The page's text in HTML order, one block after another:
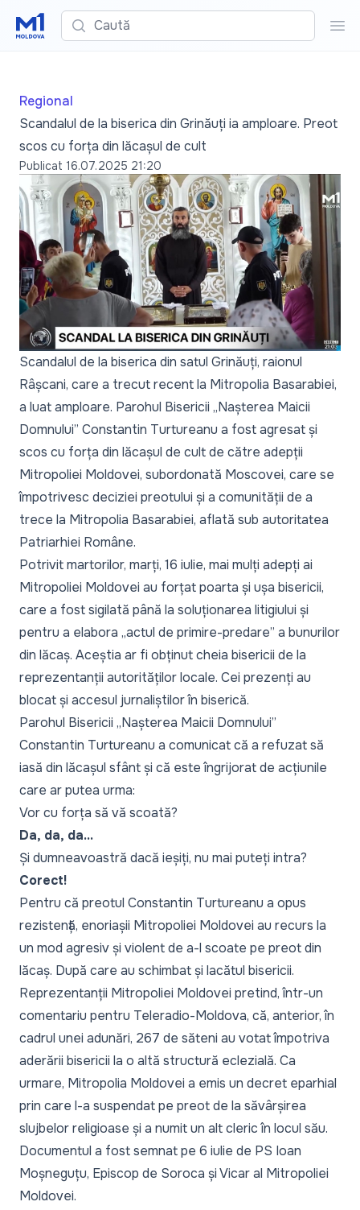
Caută
Regional
Scandalul de la biserica din Grinăuți ia amploare. Preot
scos cu forța din lăcașul de cult
Publicat 16.07.2025 21:20
Scandalul de la biserica din satul Grinăuți, raionul
Râșcani, care a trecut recent la Mitropolia Basarabiei,
a luat amploare. Parohul Bisericii „Nașterea Maicii
Domnului” Constantin Turtureanu a fost agresat și
scos cu forța din lăcașul de cult de către adepții
Mitropoliei Moldovei, subordonată Moscovei, care se
împotrivesc deciziei preotului și a comunității de a
trece la Mitropolia Basarabiei, aflată sub autoritatea
Patriarhiei Române.
Potrivit martorilor, marți, 16 iulie, mai mulți adepți ai
Mitropoliei Moldovei au forțat poarta și ușa bisericii,
care a fost sigilată până la soluționarea litigiului și
pentru a elabora „actul de primire-predare” a bunurilor
din lăcaș. Aceștia ar fi obținut cheia bisericii de la
reprezentanții autorităților locale. Cei prezenți au
blocat și accesul jurnaliștilor în biserică.
Parohul Bisericii „Nașterea Maicii Domnului”
Constantin Turtureanu a comunicat că a refuzat să
iasă din lăcașul sfânt și că este îngrijorat de acțiunile
care ar putea urma:
Vor cu forța să vă scoată?
Da, da, da...
Și dumneavoastră dacă ieșiți, nu mai puteți intra?
Corect!
Pentru că preotul Constantin Turtureanu a opus
rezistență, enoriașii Mitropoliei Moldovei au recurs la
un mod agresiv și violent de a-l scoate pe preot din
lăcaș. După care au schimbat și lacătul bisericii.
Reprezentanții Mitropoliei Moldovei pretind, într-un
comentariu pentru Teleradio-Moldova, că, anterior, în
cadrul unei adunări, 267 de săteni au votat împotriva
aderării bisericii la o altă structură eclezială. Ca
urmare, Mitropolia Moldovei a emis un decret eparhial
prin care l-a suspendat pe preot de la săvârșirea
slujbelor religioase și a numit un alt cleric în locul său.
Documentul a fost semnat pe 6 iulie de PS Ioan
Moșneguțu, Episcop de Soroca și Vicar al Mitropoliei
Moldovei.